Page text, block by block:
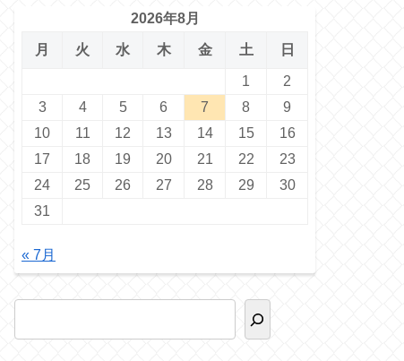
2026年8月
月 火 水 木 金 土 日
1
2
3
4 5 6 7 8
9
10
11 12 13 14 15
16
17
18 19 20 21 22
23
24
25 26 27 28 29
30
31
« 7月